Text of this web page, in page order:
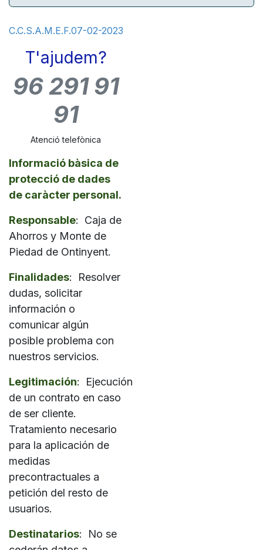
C.C.S.A.M.E.F.07-02-2023
T'ajudem? ​
96 291 91
91
Atenció telefònica
Informació bàsica de
protecció de dades
de caràcter personal.
Responsable: Caja de
Ahorros y Monte de
Piedad de Ontinyent.
Finalidades: Resolver
dudas, solicitar
información o
comunicar algún
posible problema con
nuestros servicios.
Legitimación: Ejecución
de un contrato en caso
de ser cliente.
Tratamiento necesario
para la aplicación de
medidas
precontractuales a
petición del resto de
usuarios.
Destinatarios: No se